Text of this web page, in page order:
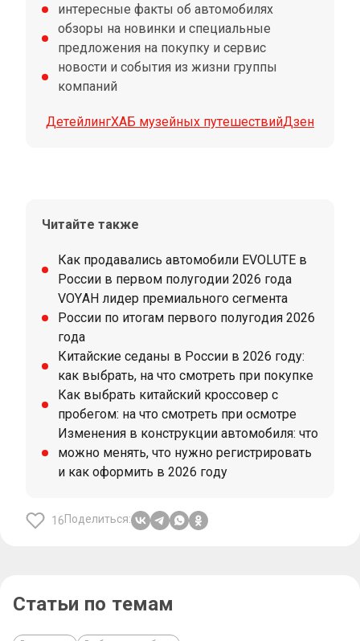
интересные факты об автомобилях
обзоры на новинки и специальные
предложения на покупку и сервис
новости и события из жизни группы
компаний
ДетейлингХАБ музейных путешествийДзен
Читайте также
Как продавались автомобили EVOLUTE в
России в первом полугодии 2026 года
VOYAH лидер премиального сегмента
России по итогам первого полугодия 2026
года
Китайские седаны в России в 2026 году:
как выбрать, на что смотреть при покупке
Как выбрать китайский кроссовер с
пробегом: на что смотреть при осмотре
Изменения в конструкции автомобиля: что
можно менять, что нужно регистрировать
и как оформить в 2026 году
16Поделиться:
Статьи по темам